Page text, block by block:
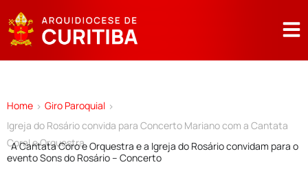
Home > Giro Paroquial >
Igreja do Rosário convida para Concerto Mariano com a Cantata
Coral e Orquestra
A Cantata Coro e Orquestra e a Igreja do Rosário convidam para o
evento Sons do Rosário – Concerto